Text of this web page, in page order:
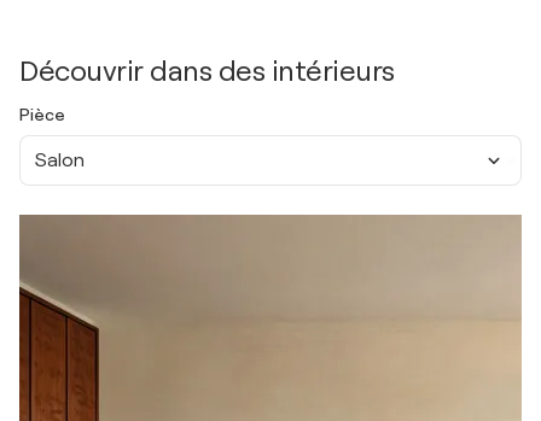
Découvrir dans des intérieurs
Pièce
Salon